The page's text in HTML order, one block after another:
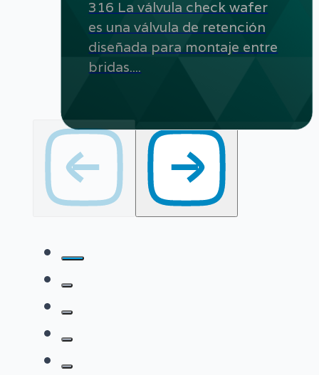
316 La válvula check wafer
es una válvula de retención
diseñada para montaje entre
bridas....